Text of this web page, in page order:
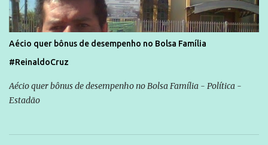
Aécio quer bônus de desempenho no Bolsa Família
#ReinaldoCruz
Aécio quer bônus de desempenho no Bolsa Família - Política -
Estadão